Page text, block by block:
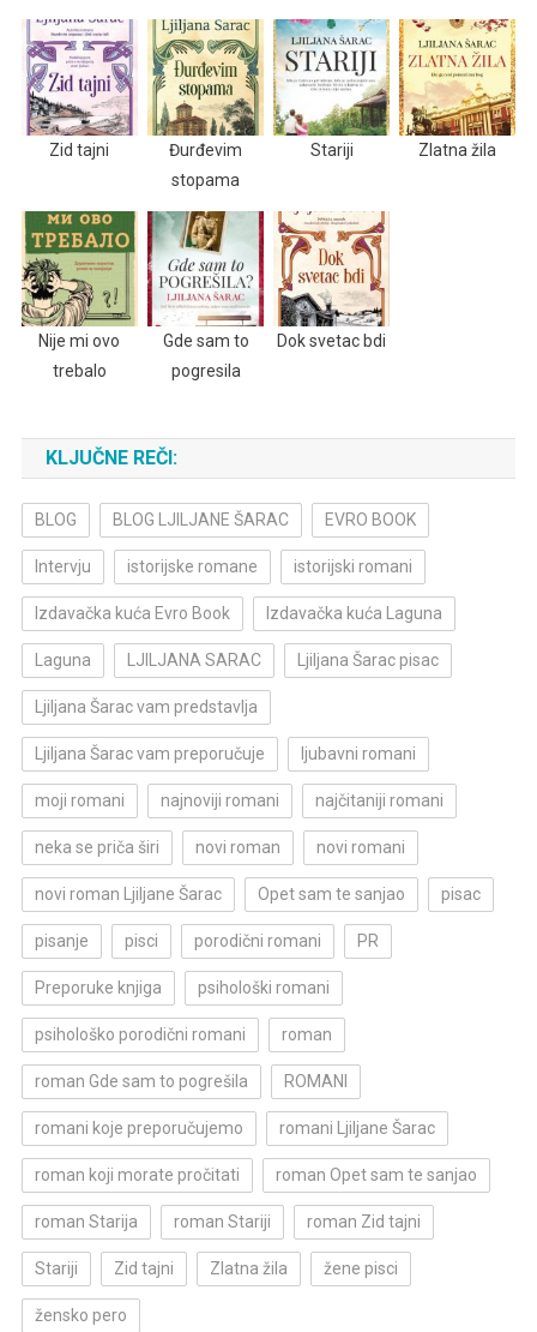
Zid tajni
Đurđevim
stopama
Stariji Zlatna žila
Nije mi ovo
trebalo
Gde sam to
pogresila
Dok svetac bdi
KLJUČNE REČI:
BLOG BLOG LJILJANE ŠARAC EVRO BOOK
Intervju istorijske romane istorijski romani
Izdavačka kuća Evro Book Izdavačka kuća Laguna
Laguna LJILJANA SARAC Ljiljana Šarac pisac
Ljiljana Šarac vam predstavlja
Ljiljana Šarac vam preporučuje ljubavni romani
moji romani najnoviji romani najčitaniji romani
neka se priča širi novi roman novi romani
novi roman Ljiljane Šarac Opet sam te sanjao pisac
pisanje pisci porodični romani PR
Preporuke knjiga psihološki romani
psihološko porodični romani roman
roman Gde sam to pogrešila ROMANI
romani koje preporučujemo romani Ljiljane Šarac
roman koji morate pročitati roman Opet sam te sanjao
roman Starija roman Stariji roman Zid tajni
Stariji Zid tajni Zlatna žila žene pisci
žensko pero